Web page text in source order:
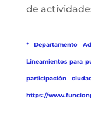
de
* Departamento
Lineamientos para
participación
https://